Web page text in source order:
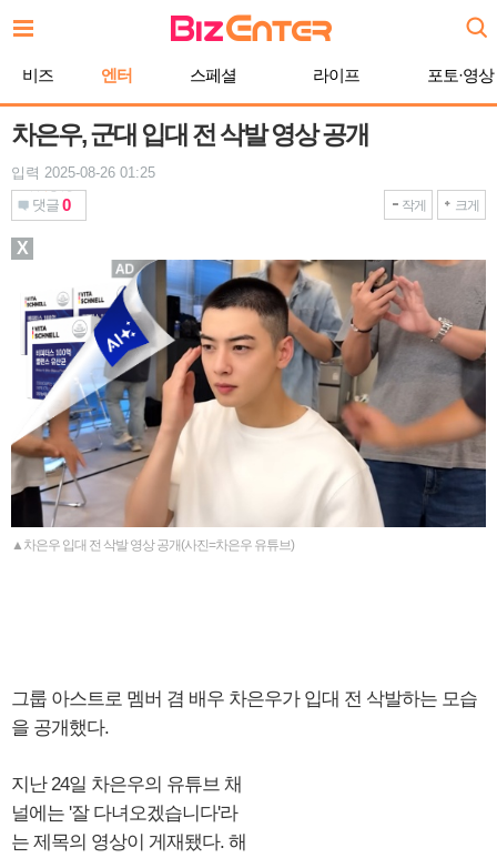
문
비즈 엔터 스페셜 라이프 포토·영상
차은우, 군대 입대 전 삭발 영상 공개
입력 2025-08-26 01:25
댓글 0 작게 크게
▲차은우 입대 전 삭발 영상 공개(사진=차은우 유튜브)
그룹 아스트로 멤버 겸 배우 차은우가 입대 전 삭발하는 모습
을 공개했다.
지난 24일 차은우의 유튜브 채
널에는 '잘 다녀오겠습니다'라
는 제목의 영상이 게재됐다. 해
X